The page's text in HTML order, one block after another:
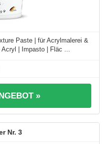
Paste | für Acrylmalerei &
| Impasto | Fläc ...
»
3